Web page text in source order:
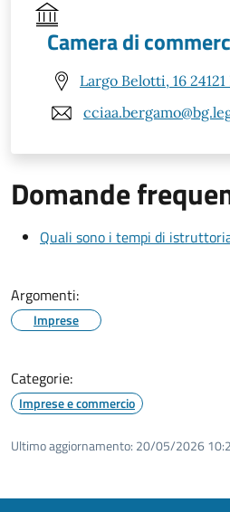
Camera di
Largo Belotti, 16
Domande
Quali sono i tempi di
Argomenti:
Imprese
Categorie:
Imprese e commercio
Ultimo aggiornamento: 20/05/2026